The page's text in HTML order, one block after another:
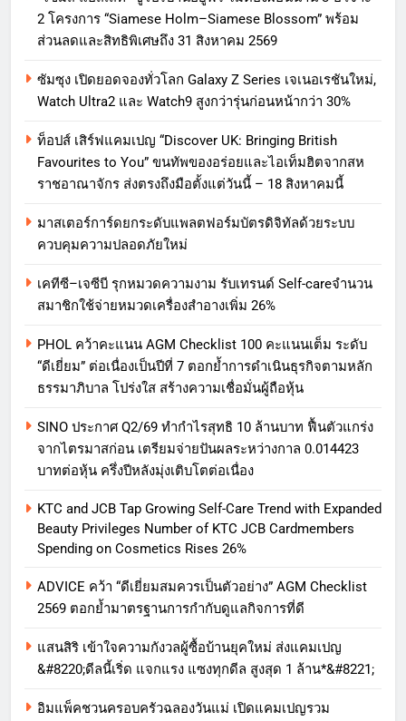
2 โครงการ “Siamese Holm–Siamese Blossom” พร้อม
ส่วนลดและสิทธิพิเศษถึง 31 สิงหาคม 2569
ซัมซุง เปิดยอดจองทั่วโลก Galaxy Z Series เจเนอเรชันใหม่,
Watch Ultra2 และ Watch9 สูงกว่ารุ่นก่อนหน้ากว่า 30%
ท็อปส์ เสิร์ฟแคมเปญ “Discover UK: Bringing British
Favourites to You” ขนทัพของอร่อยและไอเท็มฮิตจากสห
ราชอาณาจักร ส่งตรงถึงมือตั้งแต่วันนี้ – 18 สิงหาคมนี้
มาสเตอร์การ์ดยกระดับแพลตฟอร์มบัตรดิจิทัลด้วยระบบ
ควบคุมความปลอดภัยใหม่
เคทีซี–เจซีบี รุกหมวดความงาม รับเทรนด์ Self-careจำนวน
สมาชิกใช้จ่ายหมวดเครื่องสำอางเพิ่ม 26%
PHOL คว้าคะแนน AGM Checklist 100 คะแนนเต็ม ระดับ
“ดีเยี่ยม” ต่อเนื่องเป็นปีที่ 7 ตอกย้ำการดำเนินธุรกิจตามหลัก
ธรรมาภิบาล โปร่งใส สร้างความเชื่อมั่นผู้ถือหุ้น
SINO ประกาศ Q2/69 ทำกำไรสุทธิ 10 ล้านบาท ฟื้นตัวแกร่ง
จากไตรมาสก่อน เตรียมจ่ายปันผลระหว่างกาล 0.014423
บาทต่อหุ้น ครึ่งปีหลังมุ่งเติบโตต่อเนื่อง
KTC and JCB Tap Growing Self-Care Trend with Expanded
Beauty Privileges Number of KTC JCB Cardmembers
Spending on Cosmetics Rises 26%
ADVICE คว้า “ดีเยี่ยมสมควรเป็นตัวอย่าง” AGM Checklist
2569 ตอกย้ำมาตรฐานการกำกับดูแลกิจการที่ดี
แสนสิริ เข้าใจความกังวลผู้ซื้อบ้านยุคใหม่ ส่งแคมเปญ
&#8220;ดีลนี้เริ่ด แจกแรง แซงทุกดีล สูงสุด 1 ล้าน*&#8221;
อิมแพ็คชวนครอบครัวฉลองวันแม่ เปิดแคมเปญรวม